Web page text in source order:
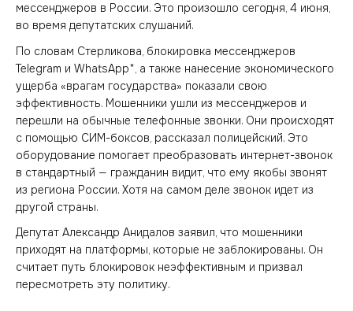
мессенджеров в России. Это произошло сегодня, 4 июня,
во время депутатских слушаний.
По словам Стерликова, блокировка мессенджеров
Telegram и WhatsApp*, а также нанесение экономического
ущерба «врагам государства» показали свою
эффективность. Мошенники ушли из мессенджеров и
перешли на обычные телефонные звонки. Они происходят
с помощью СИМ-боксов, рассказал полицейский. Это
оборудование помогает преобразовать интернет-звонок
в стандартный — гражданин видит, что ему якобы звонят
из региона России. Хотя на самом деле звонок идет из
другой страны.
Депутат Александр Анидалов заявил, что мошенники
приходят на платформы, которые не заблокированы. Он
считает путь блокировок неэффективным и призвал
пересмотреть эту политику.